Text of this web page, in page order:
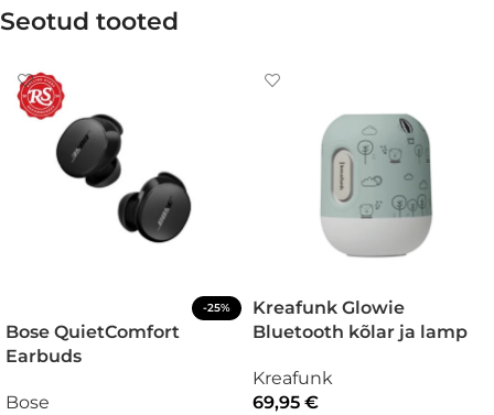
Seotud tooted
-25%
Bose QuietComfort
Earbuds
Bose
Kreafunk Glowie
Bluetooth kõlar ja lamp
Kreafunk
69,95 €